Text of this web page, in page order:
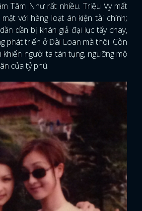
Tâm Như rất nhiều. Triệu Vy mất
với hàng loạt án kiện tài chính;
dần bị khán giả đại lục tẩy chay,
phát triển ở Đài Loan mà thôi. Còn
khiến người ta tán tụng, ngưỡng mộ
của tỷ phú.